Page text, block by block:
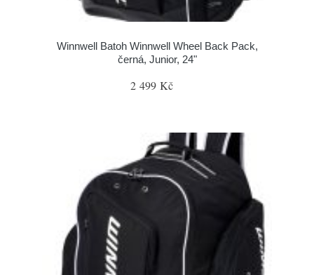
Winnwell Batoh Winnwell Wheel Back Pack,
černá, Junior, 24"
2 499 Kč